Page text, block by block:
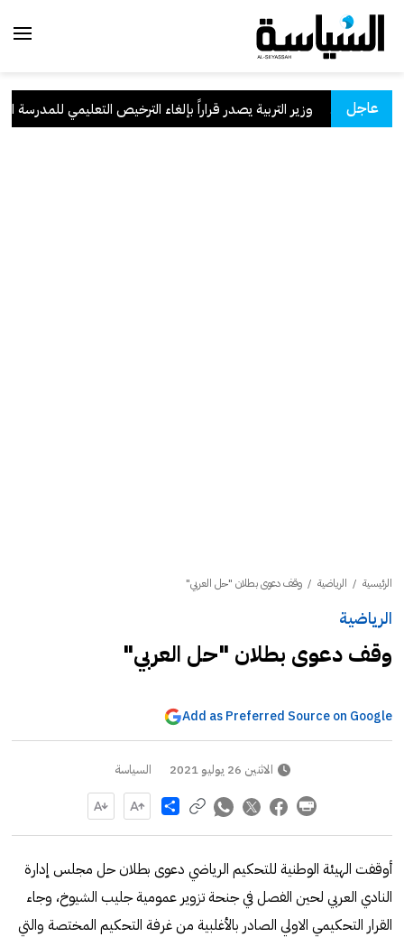
عاجل وزير التربية يصدر قراراً بإلغاء الترخيص التعليمي للمدرسة
الرئيسية / الرياضية / وقف دعوى بطلان "حل العربي"
الرياضية
وقف دعوى بطلان "حل العربي"
Add as Preferred Source on Google
الاثنين 26 يوليو 2021 السياسة
Share
أوقفت الهيئة الوطنية للتحكيم الرياضي دعوى بطلان حل مجلس إدارة
النادي العربي لحين الفصل في جنحة تزوير عمومية جليب الشيوخ، وجاء
القرار التحكيمي الاولي الصادر بالأغلبية من غرفة التحكيم المختصة والتي